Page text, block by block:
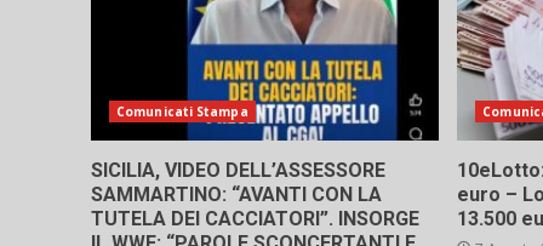
Comunicati Stampa
SICILIA, VIDEO DELL’ASSESSORE
SAMMARTINO: “AVANTI CON LA
TUTELA DEI CACCIATORI”. INSORGE
euro –
13.500